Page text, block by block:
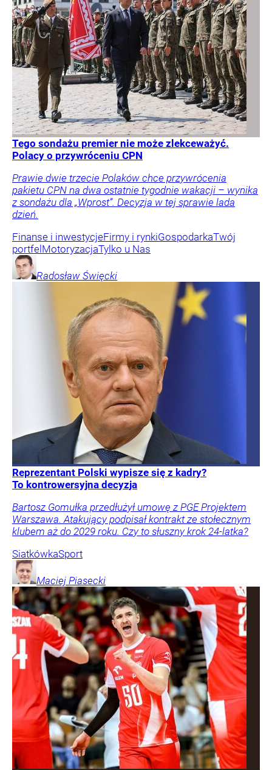
Tego sondażu premier nie może zlekceważyć.
Polacy o przywróceniu CPN
Prawie dwie trzecie Polaków chce przywrócenia
pakietu CPN na dwa ostatnie tygodnie wakacji – wynika
z sondażu dla „Wprost”. Decyzja w tej sprawie lada
dzień.
Finanse i inwestycjeFirmy i rynkiGospodarkaTwój
portfel MotoryzacjaTylko u Nas
Radosław Święcki
Reprezentant Polski wypisze się z kadry?
To kontrowersyjna decyzja
Bartosz Gomułka przedłużył umowę z PGE Projektem
Warszawa. Atakujący podpisał kontrakt ze stołecznym
klubem aż do 2029 roku. Czy to słuszny krok 24-latka?
SiatkówkaSport
Maciej Piasecki